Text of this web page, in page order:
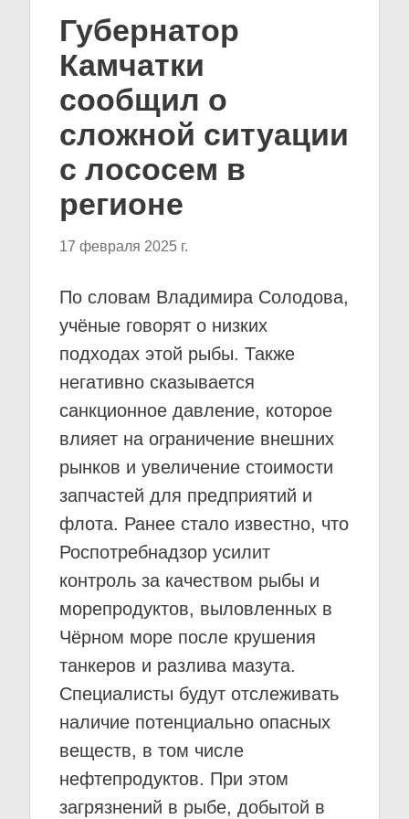
Губернатор
Камчатки
сообщил о
сложной ситуации
с лососем в
регионе
17 февраля 2025 г.
По словам Владимира Солодова,
учёные говорят о низких
подходах этой рыбы. Также
негативно сказывается
санкционное давление, которое
влияет на ограничение внешних
рынков и увеличение стоимости
запчастей для предприятий и
флота. Ранее стало известно, что
Роспотребнадзор усилит
контроль за качеством рыбы и
морепродуктов, выловленных в
Чёрном море после крушения
танкеров и разлива мазута.
Специалисты будут отслеживать
наличие потенциально опасных
веществ, в том числе
нефтепродуктов. При этом
загрязнений в рыбе, добытой в